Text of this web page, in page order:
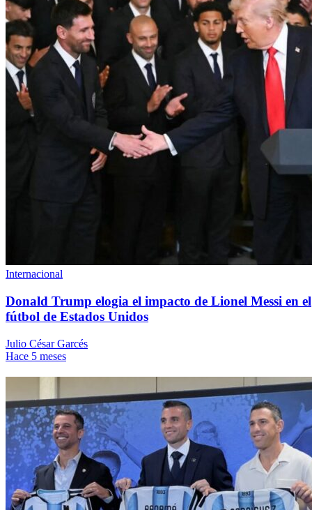
Internacional
Donald Trump elogia el impacto de Lionel Messi en el
fútbol de Estados Unidos
Julio César Garcés
Hace 5 meses